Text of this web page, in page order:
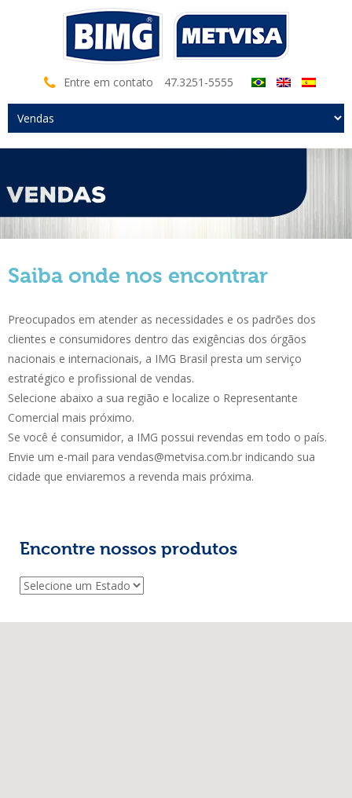
Entre em contato 47.3251-5555
Saiba onde nos encontrar
Preocupados em atender as necessidades e os padrões dos
clientes e consumidores dentro das exigências dos órgãos
nacionais e internacionais, a IMG Brasil presta um serviço
estratégico e profissional de vendas.
Selecione abaixo a sua região e localize o Representante
Comercial mais próximo.
Se você é consumidor, a IMG possui revendas em todo o país.
Envie um e-mail para vendas@metvisa.com.br indicando sua
cidade que enviaremos a revenda mais próxima.
Encontre nossos produtos